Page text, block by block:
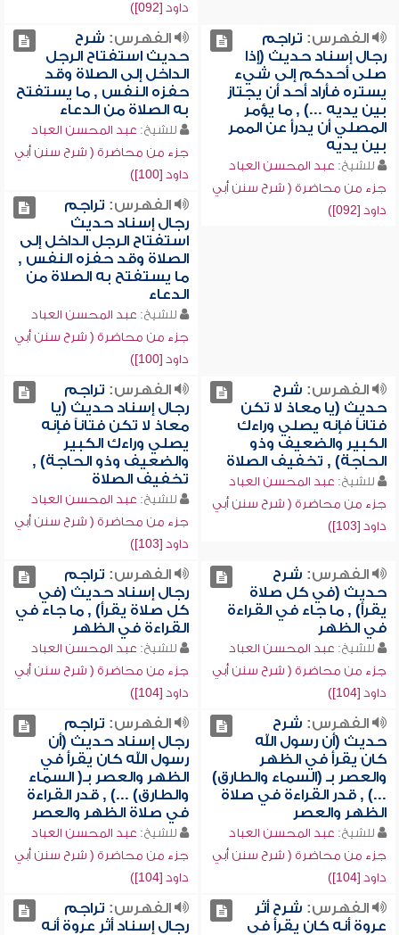
داود [092])
الفهرس: تراجم
رجال إسناد حديث (إذا
صلى أحدكم إلى شيء
يستره فأراد أحد أن يجتاز
بين يديه ...) , ما يؤمر
المصلي أن يدرأ عن الممر
بين يديه
للشيخ: عبد المحسن العباد
جزء من محاضرة ( شرح سنن أبي
داود [092])
الفهرس: شرح
حديث استفتاح الرجل
الداخل إلى الصلاة وقد
حفزه النفس , ما يستفتح
به الصلاة من الدعاء
للشيخ: عبد المحسن العباد
جزء من محاضرة ( شرح سنن أبي
داود [100])
الفهرس: تراجم
رجال إسناد حديث
استفتاح الرجل الداخل إلى
الصلاة وقد حفزه النفس ,
ما يستفتح به الصلاة من
الدعاء
للشيخ: عبد المحسن العباد
جزء من محاضرة ( شرح سنن أبي
داود [100])
الفهرس: شرح
حديث (يا معاذ لا تكن
فتاناً فإنه يصلي وراءك
الكبير والضعيف وذو
الحاجة) , تخفيف الصلاة
للشيخ: عبد المحسن العباد
جزء من محاضرة ( شرح سنن أبي
داود [103])
الفهرس: تراجم
رجال إسناد حديث (يا
معاذ لا تكن فتاناً فإنه
يصلي وراءك الكبير
والضعيف وذو الحاجة) ,
تخفيف الصلاة
للشيخ: عبد المحسن العباد
جزء من محاضرة ( شرح سنن أبي
داود [103])
الفهرس: شرح
حديث (في كل صلاة
يقرأ) , ما جاء في القراءة
في الظهر
للشيخ: عبد المحسن العباد
جزء من محاضرة ( شرح سنن أبي
داود [104])
الفهرس: تراجم
رجال إسناد حديث (في
كل صلاة يقرأ) , ما جاء في
القراءة في الظهر
للشيخ: عبد المحسن العباد
جزء من محاضرة ( شرح سنن أبي
داود [104])
الفهرس: شرح
حديث (أن رسول الله
كان يقرأ في الظهر
والعصر بـ (السماء والطارق)
...) , قدر القراءة في صلاة
الظهر والعصر
للشيخ: عبد المحسن العباد
جزء من محاضرة ( شرح سنن أبي
داود [104])
الفهرس: تراجم
رجال إسناد حديث (أن
رسول الله كان يقرأ في
الظهر والعصر بـ( السماء
والطارق) ...) , قدر القراءة
في صلاة الظهر والعصر
للشيخ: عبد المحسن العباد
جزء من محاضرة ( شرح سنن أبي
داود [104])
الفهرس: شرح أثر
عروة أنه كان يقرأ في
الفهرس: تراجم
رجال إسناد أثر عروة أنه